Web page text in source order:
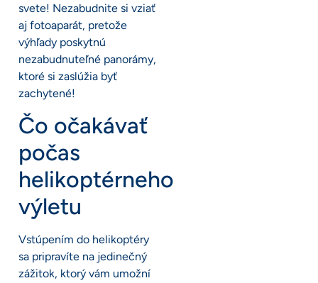
svete! Nezabudnite si vziať
aj fotoaparát, pretože
výhľady poskytnú
nezabudnuteľné panorámy,
ktoré si zaslúžia byť
zachytené!
Čo očakávať
počas
helikoptérneho
výletu
Vstúpením do helikoptéry
sa pripravíte na jedinečný
zážitok, ktorý vám umožní